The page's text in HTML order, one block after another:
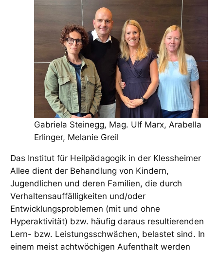
Gabriela Steinegg, Mag. Ulf Marx, Arabella
Erlinger, Melanie Greil
Das Institut für Heilpädagogik in der Klessheimer
Allee dient der Behandlung von Kindern,
Jugendlichen und deren Familien, die durch
Verhaltensauffälligkeiten und/oder
Entwicklungsproblemen (mit und ohne
Hyperaktivität) bzw. häufig daraus resultierenden
Lern- bzw. Leistungsschwächen, belastet sind. In
einem meist achtwöchigen Aufenthalt werden